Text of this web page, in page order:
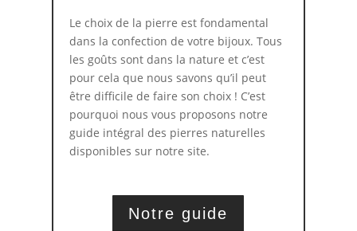
Le choix de la pierre est fondamental
dans la confection de votre bijoux. Tous
les goûts sont dans la nature et c’est
pour cela que nous savons qu’il peut
être difficile de faire son choix ! C’est
pourquoi nous vous proposons notre
guide intégral des pierres naturelles
disponibles sur notre site.
Notre guide